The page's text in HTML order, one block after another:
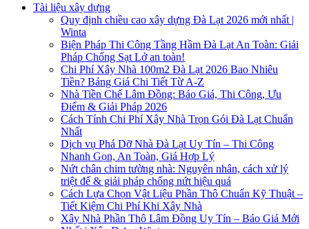
Tài liệu xây dựng
Quy định chiều cao xây dựng Đà Lạt 2026 mới nhất |
Winta
Biện Pháp Thi Công Tầng Hầm Đà Lạt An Toàn: Giải
Pháp Chống Sạt Lở an toàn!
Chi Phí Xây Nhà 100m2 Đà Lạt 2026 Bao Nhiêu
Tiền? Bảng Giá Chi Tiết Từ A-Z
Nhà Tiền Chế Lâm Đồng: Báo Giá, Thi Công, Ưu
Điểm & Giải Pháp 2026
Cách Tính Chi Phí Xây Nhà Trọn Gói Đà Lạt Chuẩn
Nhất
Dịch vụ Phá Dỡ Nhà Đà Lạt Uy Tín – Thi Công
Nhanh Gọn, An Toàn, Giá Hợp Lý
Nứt chân chim tường nhà: Nguyên nhân, cách xử lý
triệt để & giải pháp chống nứt hiệu quả
Cách Lựa Chọn Vật Liệu Phần Thô Chuẩn Kỹ Thuật –
Tiết Kiệm Chi Phí Khi Xây Nhà
Xây Nhà Phần Thô Lâm Đồng Uy Tín – Báo Giá Mới